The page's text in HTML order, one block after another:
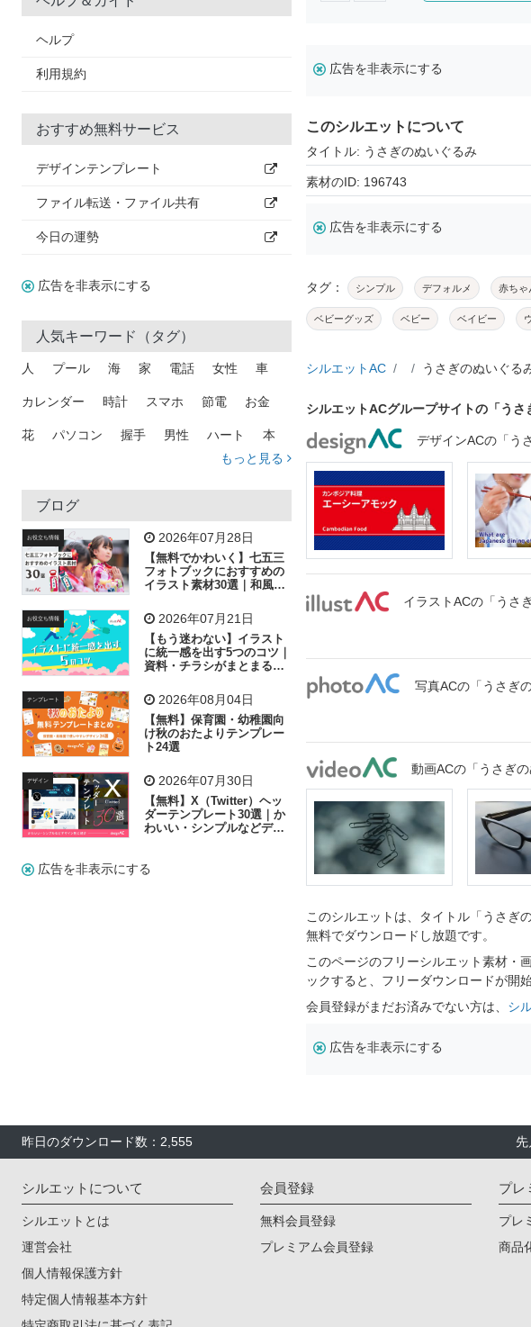
ヘルプ
利用規約
おすすめ無料サービス
デザインテンプレート
ファイル転送・ファイル共有
今日の運勢
広告を非表示にする
人気キーワード（タグ）
人 プール 海 家 電話 女性 車
カレンダー 時計 スマホ 節電 お金
花 パソコン 握手 男性 ハート 本
トラック 木
吹き出し
飛行機 グラフ ビル 魚 家族 書類
歩く 工場 会社 太陽 キラキラ
子供 作業員 相談 ピクトグラム
もっと見る
ブログ
お役立ち情報 2026年07月28日
【無料でかわいく】七五三
フォトブックにおすすめの
イラスト素材30選｜和風の
お役立ち情報 2026年07月21日
【もう迷わない】イラスト
に統一感を出す5つのコツ｜
資料・チラシがまとまるフ
テンプレート 2026年08月04日
【無料】保育園・幼稚園向
け秋のおたよりテンプレー
ト24選
デザイン 2026年07月30日
【無料】X（Twitter）ヘッ
ダーテンプレート30選｜か
わいい・シンプルなどデザ
広告を非表示にする
広告を非表示にする
このシルエットについて
タイトル: うさぎのぬいぐるみ
素材のID: 196743
広告を非表示にする
タグ： シンプル デフォルメ 赤ちゃ
ベビーグッズ ベビー ベイビー
シルエットAC うさぎのぬいぐる
シルエットACグループサイトの「う
デザインACの「う
イラストACの「うさ
写真ACの「うさぎ
動画ACの「うさぎ
このシルエットは、タイトル「うさぎ
無料でダウンロードし放題です。
このページのフリーシルエット素材・
ックすると、フリーダウンロードが開
会員登録がまだお済みでない方は、 シ
広告を非表示にする
昨日のダウンロード数：2,555 先
シルエットについて
シルエットとは
運営会社
個人情報保護方針
特定個人情報基本方針
会員登録
無料会員登録
プレミアム会員登録
プレ
プレ
商品